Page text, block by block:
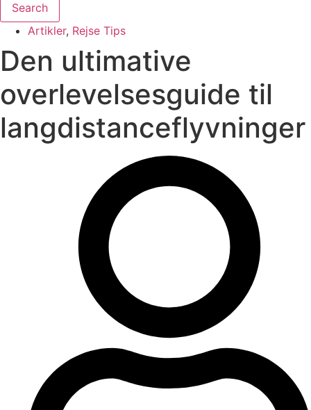
Search
Artikler, Rejse Tips
Den ultimative
overlevelsesguide til
langdistanceflyvninger